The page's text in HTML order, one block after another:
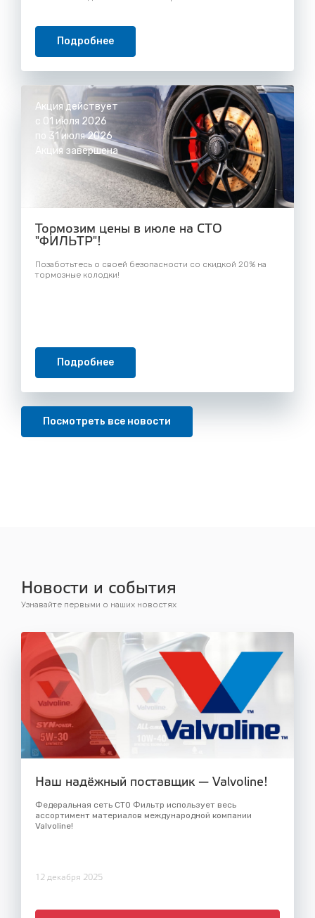
Подробнее
Акция действует
с 01 июля 2026
по 31 июля 2026
Акция завершена
Тормозим цены в июле на СТО
"ФИЛЬТР"!
Позаботьтесь о своей безопасности со скидкой 20% на
тормозные колодки!
Подробнее
Посмотреть все новости
Новости и события
Узнавайте первыми о наших новостях
Наш надёжный поставщик — Valvoline!
Федеральная сеть СТО Фильтр использует весь
ассортимент материалов международной компании
Valvoline!
12 декабря 2025